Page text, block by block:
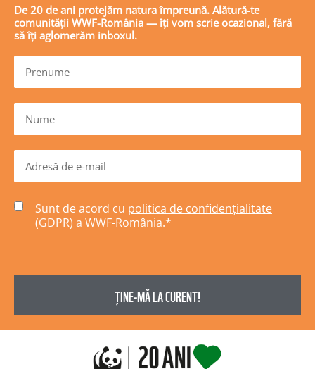
De 20 de ani protejăm natura împreună. Alătură-te
comunității WWF-România — îți vom scrie ocazional, fără
să îți aglomerăm inboxul.
Sunt de acord cu politica de confidențialitate
(GDPR) a WWF-România.*